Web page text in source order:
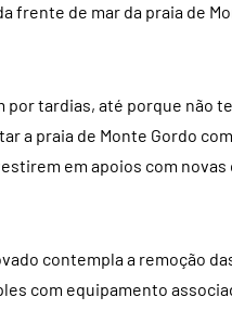
frente de mar da praia de
por tardias, até porque não
a praia de Monte Gordo
em apoios com
contempla a remoção
com equipamento